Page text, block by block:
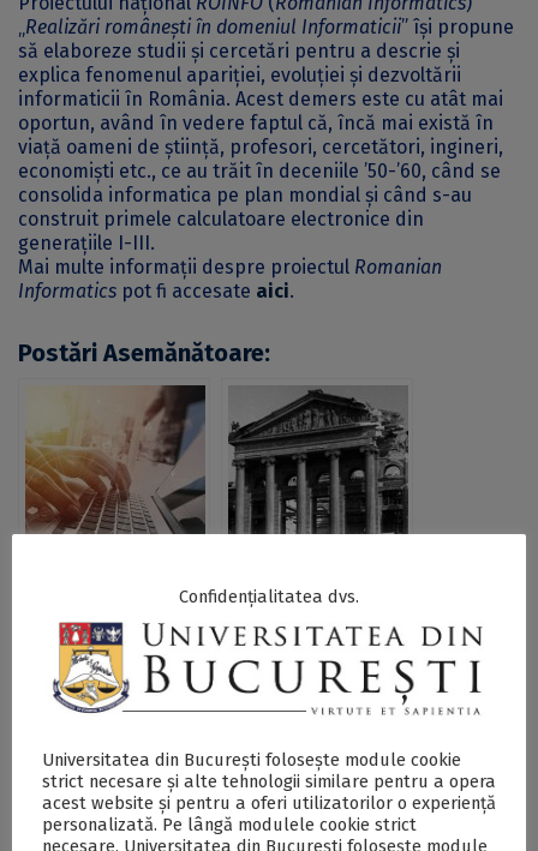
„Realizări românești în domeniul Informaticii” își propune
să elaboreze studii și cercetări pentru a descrie și
explica fenomenul apariției, evoluției și dezvoltării
informaticii în România. Acest demers este cu atât mai
oportun, având în vedere faptul că, încă mai există în
viață oameni de știință, profesori, cercetători, ingineri,
economiști etc., ce au trăit în deceniile ’50-’60, când se
consolida informatica pe plan mondial și când s-au
construit primele calculatoare electronice din
generațiile I-III.
Mai multe informații despre proiectul Romanian
Informatics pot fi accesate aici.
Postări Asemănătoare:
românești, descrisă
la UniBuc de cei ce
au trăit-o
Apel la contribuții
pentru volumul
colectiv
„Universitatea din
București în vreme
de război, 1939-
Universitatea din
Universitatea din
Confidențialitatea dvs.
Universitatea din București folosește module cookie
strict necesare și alte tehnologii similare pentru a opera
acest website și pentru a oferi utilizatorilor o experiență
personalizată. Pe lângă modulele cookie strict
necesare, Universitatea din București folosește module